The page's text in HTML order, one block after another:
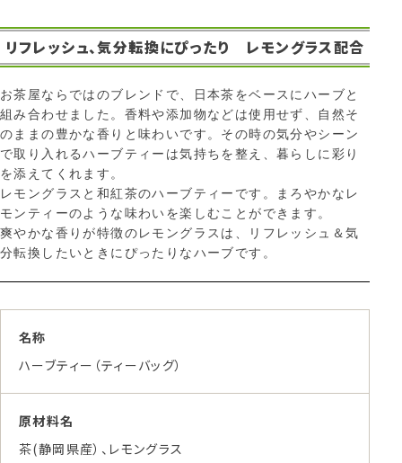
リフレッシュ、気分転換にぴったり レモングラス配合
お茶屋ならではのブレンドで、日本茶をベースにハーブと
組み合わせました。香料や添加物などは使用せず、自然そ
のままの豊かな香りと味わいです。その時の気分やシーン
で取り入れるハーブティーは気持ちを整え、暮らしに彩り
を添えてくれます。
レモングラスと和紅茶のハーブティーです。まろやかなレ
モンティーのような味わいを楽しむことができます。
爽やかな香りが特徴のレモングラスは、リフレッシュ＆気
分転換したいときにぴったりなハーブです。
名称
ハーブティー（ティーバッグ）
原材料名
茶(静岡県産）、レモングラス